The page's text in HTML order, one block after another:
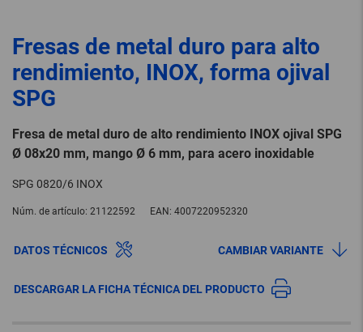
Fresas de metal duro para alto
rendimiento, INOX, forma ojival
SPG
Fresa de metal duro de alto rendimiento INOX ojival SPG
Ø 08x20 mm, mango Ø 6 mm, para acero inoxidable
SPG 0820/6 INOX
Núm. de artículo: 21122592 EAN: 4007220952320
DATOS TÉCNICOS CAMBIAR VARIANTE
DESCARGAR LA FICHA TÉCNICA DEL PRODUCTO